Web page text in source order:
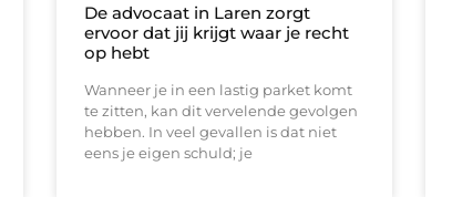
De advocaat in Laren zorgt
ervoor dat jij krijgt waar je recht
op hebt
Wanneer je in een lastig parket komt
te zitten, kan dit vervelende gevolgen
hebben. In veel gevallen is dat niet
eens je eigen schuld; je